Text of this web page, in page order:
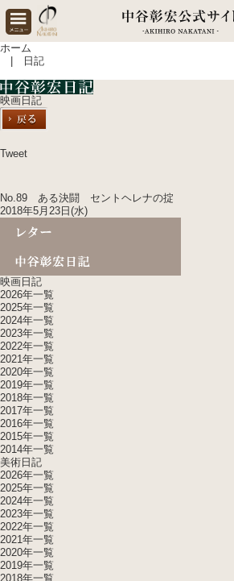
ホーム
| 日記
映画日記
Tweet
No.89 ある決闘 セントヘレナの掟
2018年5月23日(水)
映画日記
2026年一覧
2025年一覧
2024年一覧
2023年一覧
2022年一覧
2021年一覧
2020年一覧
2019年一覧
2018年一覧
2017年一覧
2016年一覧
2015年一覧
2014年一覧
美術日記
2026年一覧
2025年一覧
2024年一覧
2023年一覧
2022年一覧
2021年一覧
2020年一覧
2019年一覧
2018年一覧